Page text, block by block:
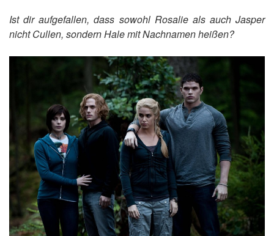
Ist dir aufgefallen, dass sowohl Rosalie als auch Jasper
nicht Cullen, sondern Hale mit Nachnamen heißen?